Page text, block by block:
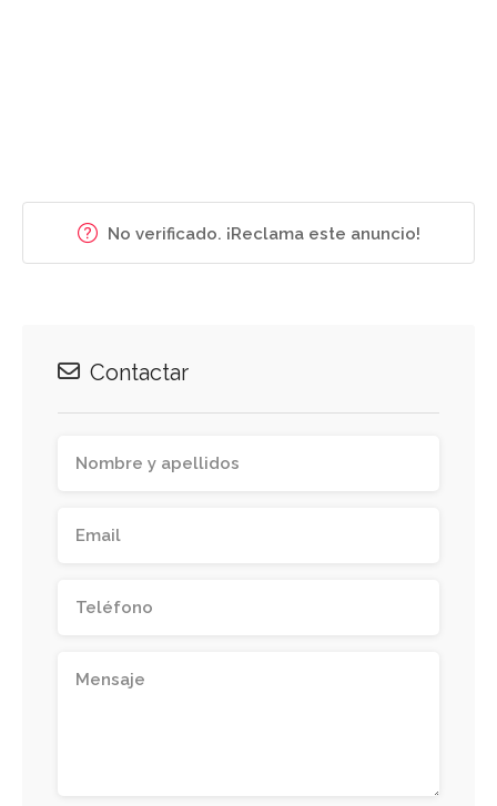
No verificado. ¡Reclama este anuncio!
Contactar